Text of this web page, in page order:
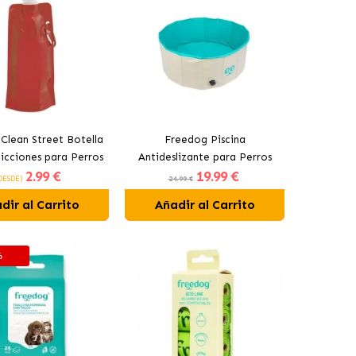
Street Botella
para Perros
Color Rojo
2.99 €
al Carrito
Freedog Piscina
Antideslizante para Perros
24.99 € 19.99 €
Añadir al Carrito